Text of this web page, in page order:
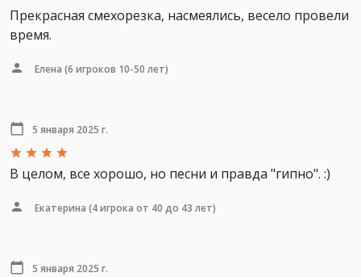
Прекрасная смехорезка, насмеялись, весело провели
время.
Елена (6 игроков 10-50 лет)
5 января 2025 г.
В целом, все хорошо, но песни и правда "гипно". :)
Екатерина (4 игрока от 40 до 43 лет)
5 января 2025 г.